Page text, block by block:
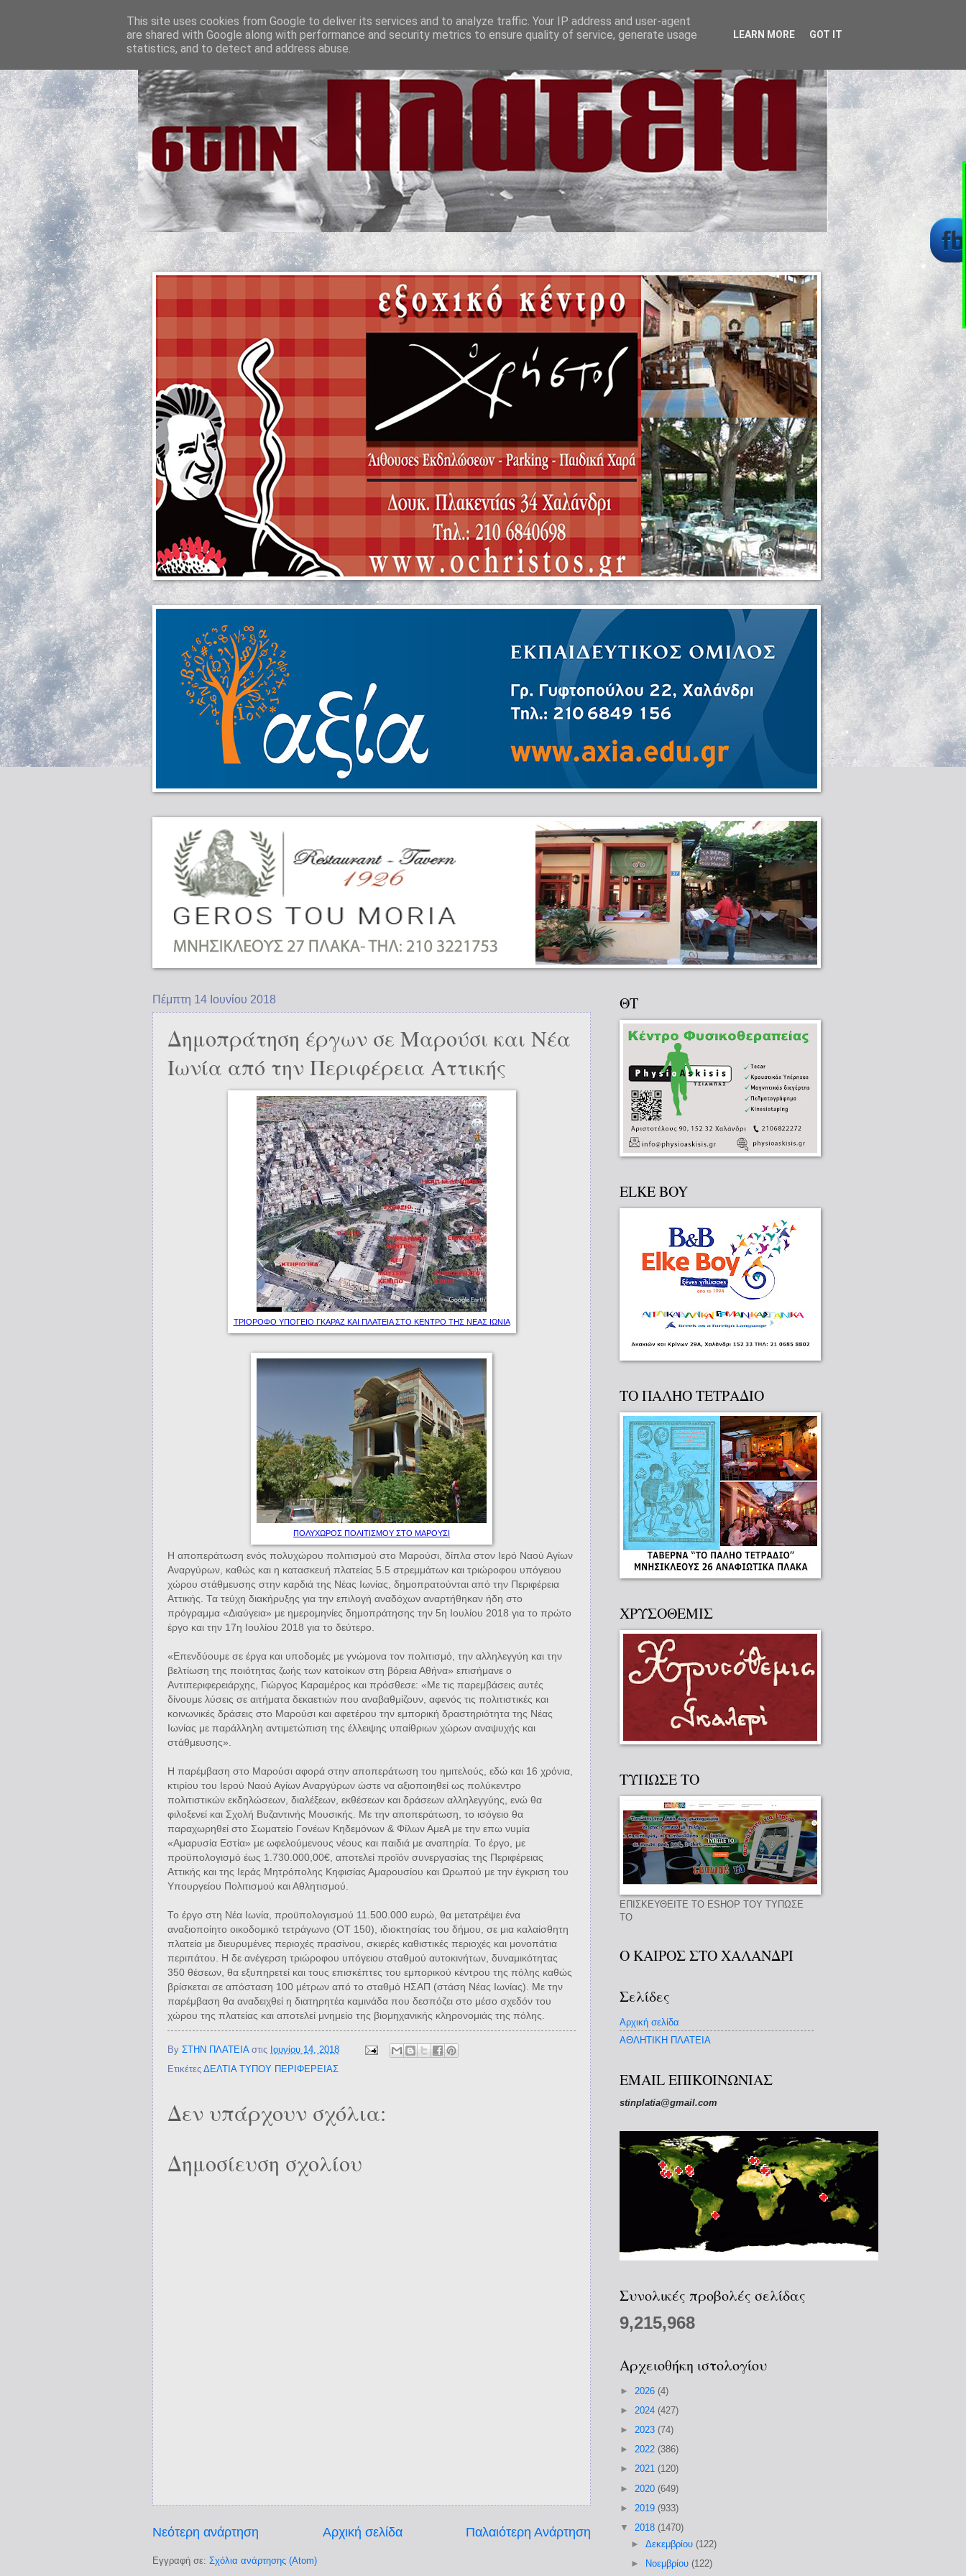
Πέμπτη 14 Ιουνίου 2018
Δημοπράτηση έργων σε Μαρούσι και Νέα
Ιωνία από την Περιφέρεια Αττικής
ΤΡΙΟΡΟΦΟ ΥΠΟΓΕΙΟ ΓΚΑΡΑΖ ΚΑΙ ΠΛΑΤΕΙΑ ΣΤΟ ΚΕΝΤΡΟ ΤΗΣ ΝΕΑΣ ΙΩΝΙΑ
ΠΟΛΥΧΩΡΟΣ ΠΟΛΙΤΙΣΜΟΥ ΣΤΟ ΜΑΡΟΥΣΙ
Η αποπεράτωση ενός πολυχώρου πολιτισμού στο Μαρούσι, δίπλα στον Ιερό Ναού Αγίων
Αναργύρων, καθώς και η κατασκευή πλατείας 5.5 στρεμμάτων και τριώροφου υπόγειου
χώρου στάθμευσης στην καρδιά της Νέας Ιωνίας, δημοπρατούνται από την Περιφέρεια
Αττικής. Τα τεύχη διακήρυξης για την επιλογή αναδόχων αναρτήθηκαν ήδη στο
πρόγραμμα «Διαύγεια» με ημερομηνίες δημοπράτησης την 5η Ιουλίου 2018 για το πρώτο
έργο και την 17η Ιουλίου 2018 για το δεύτερο.
«Επενδύουμε σε έργα και υποδομές με γνώμονα τον πολιτισμό, την αλληλεγγύη και την
βελτίωση της ποιότητας ζωής των κατοίκων στη βόρεια Αθήνα» επισήμανε ο
Αντιπεριφερειάρχης, Γιώργος Καραμέρος και πρόσθεσε: «Με τις παρεμβάσεις αυτές
δίνουμε λύσεις σε αιτήματα δεκαετιών που αναβαθμίζουν, αφενός τις πολιτιστικές και
κοινωνικές δράσεις στο Μαρούσι και αφετέρου την εμπορική δραστηριότητα της Νέας
Ιωνίας με παράλληλη αντιμετώπιση της έλλειψης υπαίθριων χώρων αναψυχής και
στάθμευσης».
Η παρέμβαση στο Μαρούσι αφορά στην αποπεράτωση του ημιτελούς, εδώ και 16 χρόνια,
κτιρίου του Ιερού Ναού Αγίων Αναργύρων ώστε να αξιοποιηθεί ως πολύκεντρο
πολιτιστικών εκδηλώσεων, διαλέξεων, εκθέσεων και δράσεων αλληλεγγύης, ενώ θα
φιλοξενεί και Σχολή Βυζαντινής Μουσικής. Με την αποπεράτωση, το ισόγειο θα
παραχωρηθεί στο Σωματείο Γονέων Κηδεμόνων & Φίλων ΑμεΑ με την επω νυμία
«Αμαρυσία Εστία» με ωφελούμενους νέους και παιδιά με αναπηρία. Το έργο, με
προϋπολογισμό έως 1.730.000,00€, αποτελεί προϊόν συνεργασίας της Περιφέρειας
Αττικής και της Ιεράς Μητρόπολης Κηφισίας Αμαρουσίου και Ωρωπού με την έγκριση του
Υπουργείου Πολιτισμού και Αθλητισμού.
Το έργο στη Νέα Ιωνία, προϋπολογισμού 11.500.000 ευρώ, θα μετατρέψει ένα
αναξιοποίητο οικοδομικό τετράγωνο (ΟΤ 150), ιδιοκτησίας του δήμου, σε μια καλαίσθητη
πλατεία με διευρυμένες περιοχές πρασίνου, σκιερές καθιστικές περιοχές και μονοπάτια
περιπάτου. Η δε ανέγερση τριώροφου υπόγειου σταθμού αυτοκινήτων, δυναμικότητας
350 θέσεων, θα εξυπηρετεί και τους επισκέπτες του εμπορικού κέντρου της πόλης καθώς
βρίσκεται σε απόσταση 100 μέτρων από το σταθμό ΗΣΑΠ (στάση Νέας Ιωνίας). Με την
παρέμβαση θα αναδειχθεί η διατηρητέα καμινάδα που δεσπόζει στο μέσο σχεδόν του
χώρου της πλατείας και αποτελεί μνημείο της βιομηχανικής κληρονομιάς της πόλης.
By ΣΤΗΝ ΠΛΑΤΕΙΑ στις Ιουνίου 14, 2018
Ετικέτες ΔΕΛΤΙΑ ΤΥΠΟΥ ΠΕΡΙΦΕΡΕΙΑΣ
Δεν υπάρχουν σχόλια:
Δημοσίευση σχολίου
Νεότερη ανάρτηση Παλαιότερη Ανάρτηση
Αρχική σελίδα
Εγγραφή σε: Σχόλια ανάρτησης (Atom)
ΘΤ
ELKE BOY
ΤΟ ΠΑΛΗΟ ΤΕΤΡΑΔΙΟ
ΧΡΥΣΟΘΕΜΙΣ
ΤΥΠΩΣΕ ΤΟ
ΕΠΙΣΚΕΥΘΕΙΤΕ ΤΟ ESHOP ΤΟΥ ΤΥΠΩΣΕ
ΤΟ
Ο ΚΑΙΡΟΣ ΣΤΟ ΧΑΛΑΝΔΡΙ
Σελίδες
Αρχική σελίδα
ΑΘΛΗΤΙΚΗ ΠΛΑΤΕΙΑ
EMAIL ΕΠΙΚΟΙΝΩΝΙΑΣ
stinplatia@gmail.com
Συνολικές προβολές σελίδας
9,215,968
Αρχειοθήκη ιστολογίου
► 2026 (4)
► 2024 (427)
► 2023 (74)
► 2022 (386)
► 2021 (120)
► 2020 (649)
► 2019 (933)
▼ 2018 (1470)
►Δεκεμβρίου (122)
►
Νοεμβρίου (122)
This site uses cookies from Google to deliver its services and to analyze traffic. Your IP address and user-agent
are shared with Google along with performance and security metrics to ensure quality of service, generate usage
statistics, and to detect and address abuse.
LEARN MORE GOT IT